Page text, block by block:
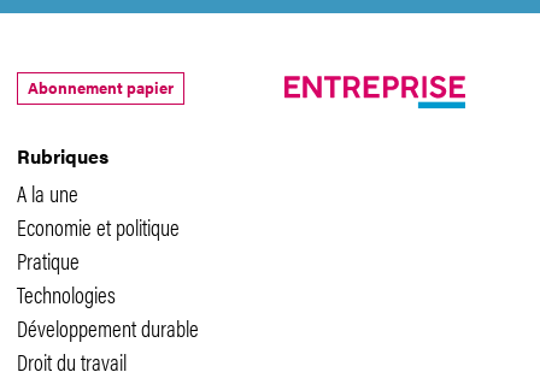
Rubriques
A la une
Economie et politique
Pratique
Technologies
Développement durable
Droit du travail
Abonnement papier